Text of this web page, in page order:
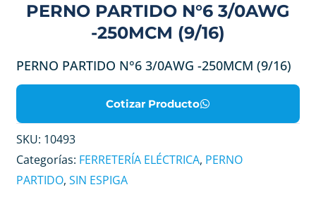
PERNO PARTIDO N°6 3/0AWG
-250MCM (9/16)
PERNO PARTIDO N°6 3/0AWG -250MCM (9/16)
Cotizar Producto
SKU: 10493
Categorías: FERRETERÍA ELÉCTRICA, PERNO
PARTIDO,SIN ESPIGA